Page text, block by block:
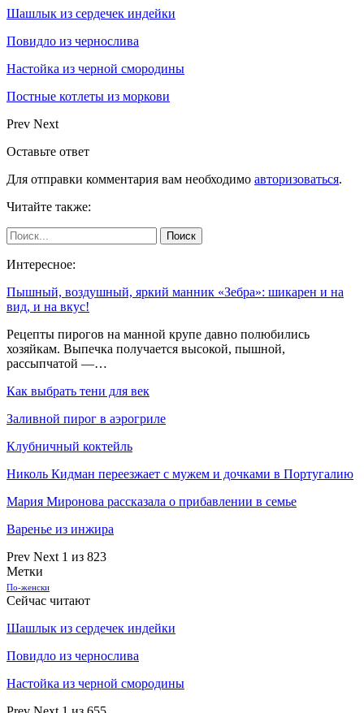
Шашлык из сердечек индейки
Повидло из чернослива
Настойка из черной смородины
Постные котлеты из моркови
Prev Next
Оставьте ответ
Для отправки комментария вам необходимо авторизоваться.
Читайте также:
Интересное:
Пышный, воздушный, яркий манник «Зебра»: шикарен и на
вид, и на вкус!
Рецепты пирогов на манной крупе давно полюбились
хозяйкам. Выпечка получается высокой, пышной,
рассыпчатой —…
Как выбрать тени для век
Заливной пирог в аэрогриле
Клубничный коктейль
Николь Кидман переезжает с мужем и дочками в Португалию
Мария Миронова рассказала о прибавлении в семье
Варенье из инжира
Prev Next 1 из 823
Метки
По-женски
Сейчас читают
Шашлык из сердечек индейки
Повидло из чернослива
Настойка из черной смородины